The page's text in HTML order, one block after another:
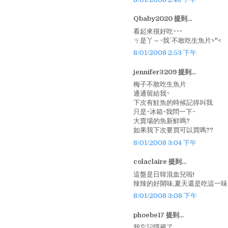
Qbaby2020 提到...
看起來很好吃~~~
ㄎ是丫～~我ˋ不敢吃生魚片>''<
8/01/2008 2:53 下午
jennifer3209 提到...
梅子不敢吃生魚片
通通留給我~
下次有鮭魚的時候記得叫我
只是~冰箱~我問一下~
大賣場的魚新鮮嗎?
如果我下次要買可以買嗎??
8/01/2008 3:04 下午
colaclaire 提到...
這盤是日韓混血兒啦!
辣辣的好開味,夏天還是吃這一味
8/01/2008 3:08 下午
phoebe17 提到...